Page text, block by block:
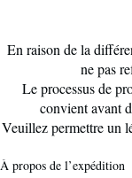
En raison de la
ne pas
Le processus de
convient avant
Veuillez permettre un
À propos de l’expédition